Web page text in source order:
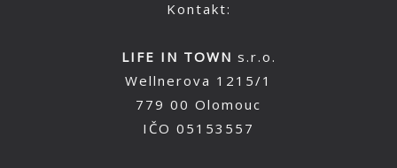
Kontakt:
LIFE IN TOWN s.r.o.
Wellnerova 1215/1
779 00 Olomouc
IČO 05153557